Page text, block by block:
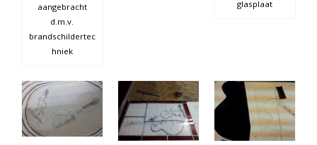
aangebracht
d.m.v.
brandschildertec
hniek
glasplaat